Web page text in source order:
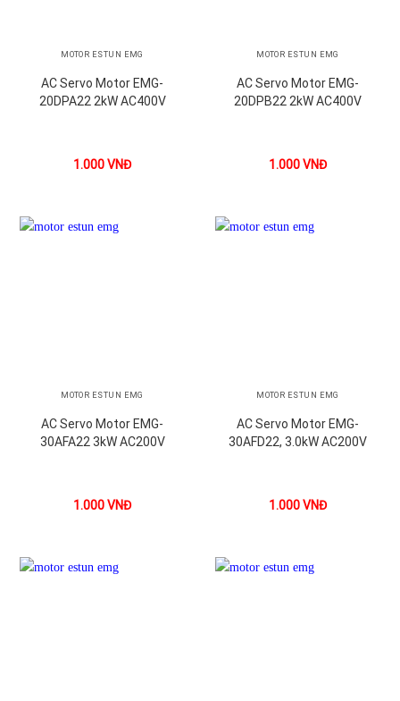
MOTOR ESTUN EMG
AC Servo Motor EMG-
20DPA22 2kW AC400V
1.000VNĐ
MOTOR ESTUN EMG
AC Servo Motor EMG-
20DPB22 2kW AC400V
1.000VNĐ
MOTOR ESTUN EMG
AC Servo Motor EMG-
30AFA22 3kW AC200V
1.000VNĐ
MOTOR ESTUN EMG
AC Servo Motor EMG-
30AFD22, 3.0kW AC200V
1.000VNĐ